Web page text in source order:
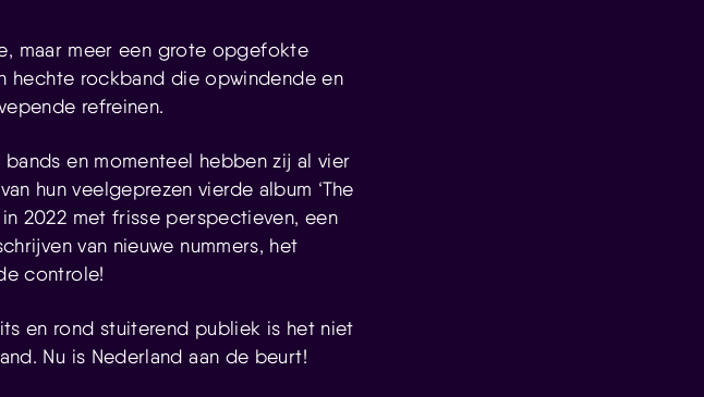
maar meer een grote opgefokte
hechte rockband die opwindende en
refreinen.
en momenteel hebben zij al vier
hun veelgeprezen vierde album ‘The
2022 met frisse perspectieven, een
van nieuwe nummers, het
controle!
en rond stuiterend publiek is het niet
Nu is Nederland aan de beurt!